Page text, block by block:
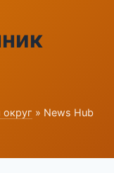
» News Hub